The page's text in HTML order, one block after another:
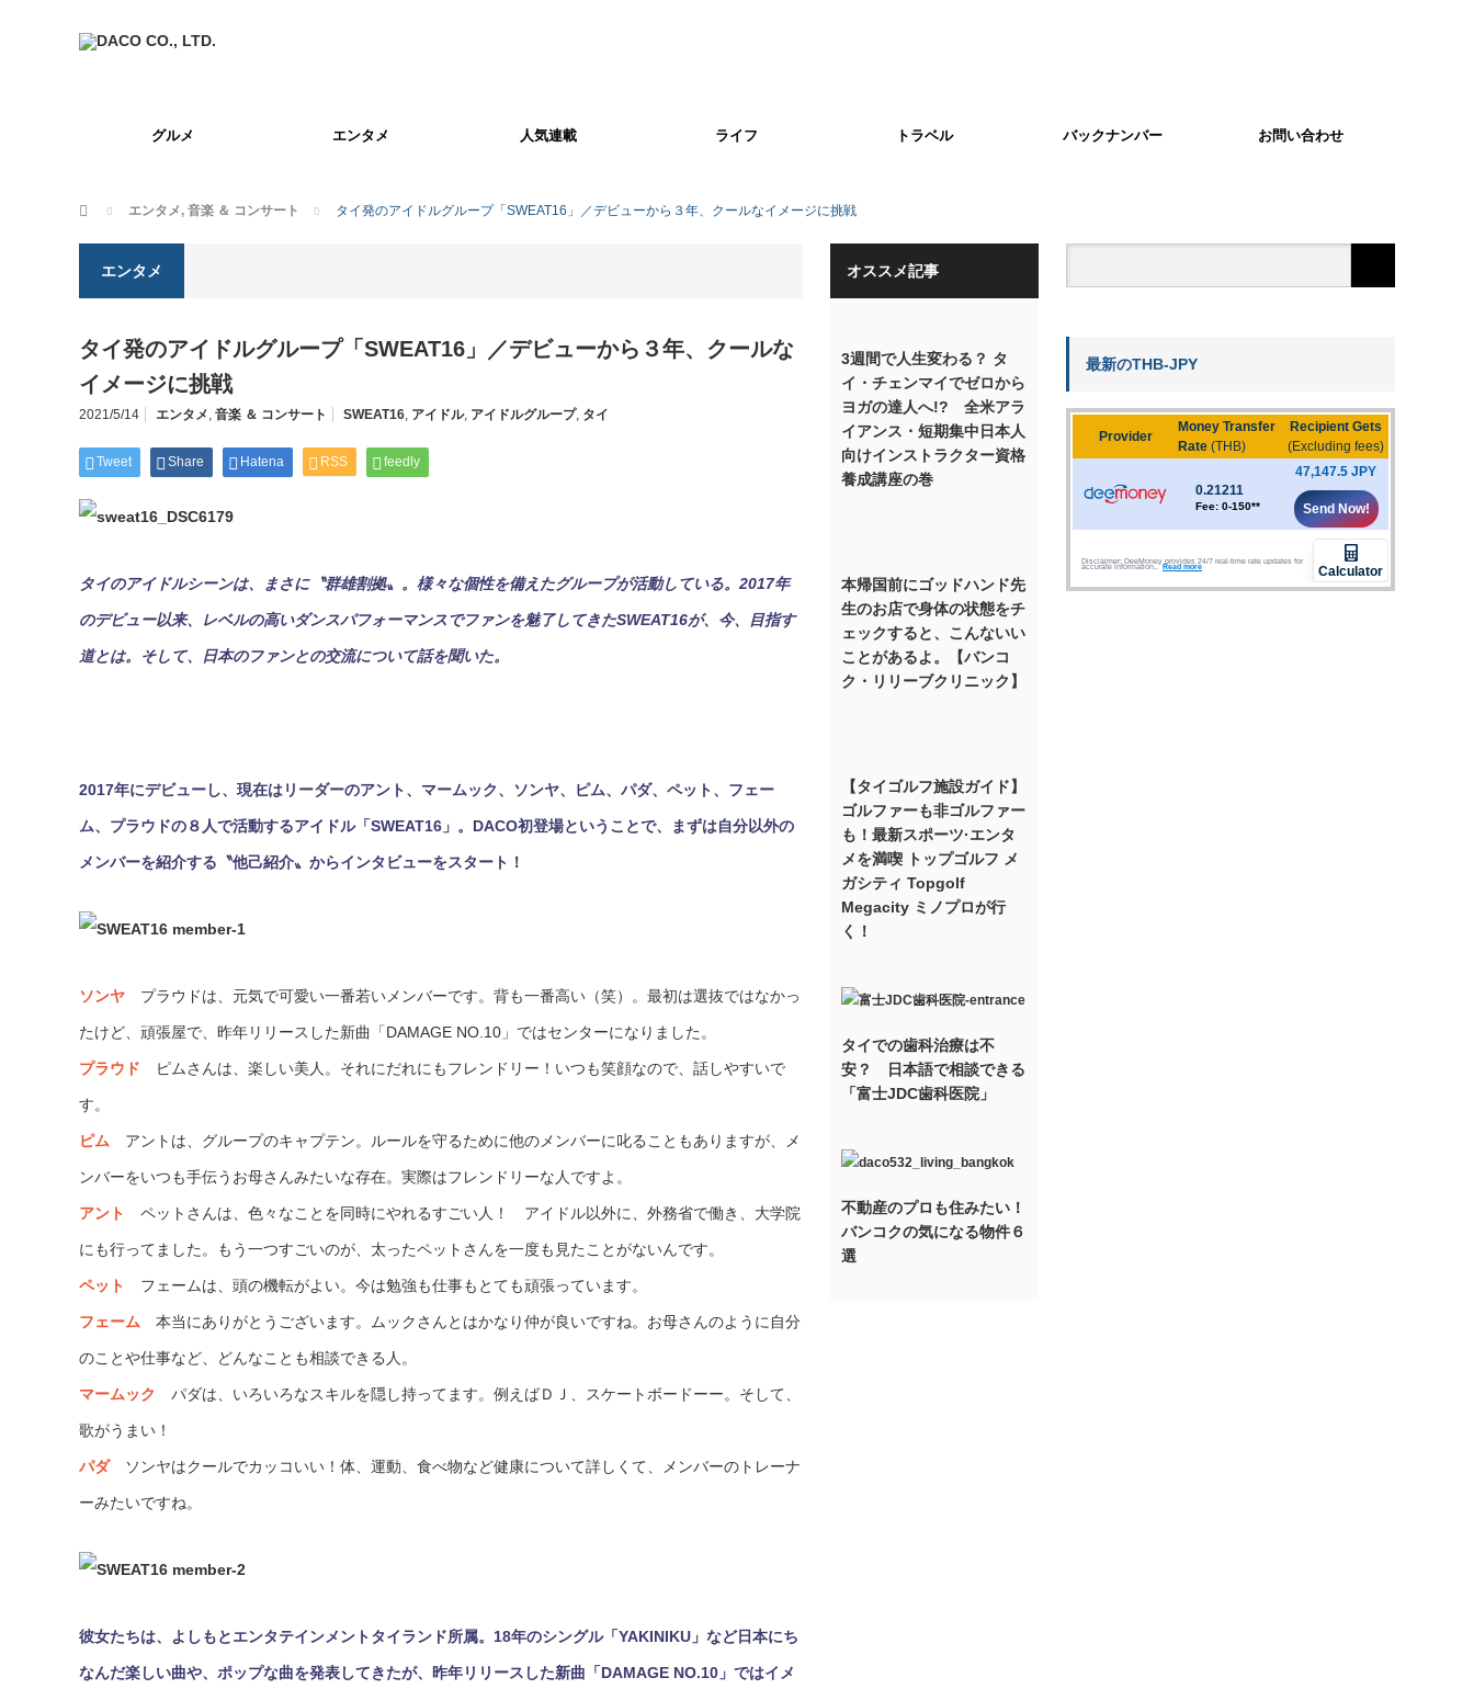
グルメ エンタメ 人気連載 ライフ トラベル バックナンバー お問い合わせ
ホーム エンタメ , 音楽 ＆ コンサート タイ発のアイドルグループ「SWEAT16」／デビューから３年、クールなイメージに挑戦
エンタメ
タイ発のアイドルグループ「SWEAT16」／デビューから３年、クールな
イメージに挑戦
2021/5/14 エンタメ, 音楽 ＆ コンサート SWEAT16, アイドル, アイドルグループ, タイ
Tweet Share Hatena RSS feedly
タイのアイドルシーンは、まさに〝群雄割拠〟。様々な個性を備えたグループが活動している。2017年
のデビュー以来、レベルの高いダンスパフォーマンスでファンを魅了してきたSWEAT16が、今、目指す
道とは。そして、日本のファンとの交流について話を聞いた。
2017年にデビューし、現在はリーダーのアント、マームック、ソンヤ、ピム、パダ、ペット、フェー
ム、プラウドの８人で活動するアイドル「SWEAT16」。DACO初登場ということで、まずは自分以外の
メンバーを紹介する〝他己紹介〟からインタビューをスタート！
ソンヤ プラウドは、元気で可愛い一番若いメンバーです。背も一番高い（笑）。最初は選抜ではなかっ
たけど、頑張屋で、昨年リリースした新曲「DAMAGE NO.10」ではセンターになりました。
プラウド ピムさんは、楽しい美人。それにだれにもフレンドリー！いつも笑顔なので、話しやすいで
す。
ピム アントは、グループのキャプテン。ルールを守るために他のメンバーに叱ることもありますが、メ
ンバーをいつも手伝うお母さんみたいな存在。実際はフレンドリーな人ですよ。
アント ペットさんは、色々なことを同時にやれるすごい人！ アイドル以外に、外務省で働き、大学院
にも行ってました。もう一つすごいのが、太ったペットさんを一度も見たことがないんです。
ペット フェームは、頭の機転がよい。今は勉強も仕事もとても頑張っています。
フェーム 本当にありがとうございます。ムックさんとはかなり仲が良いですね。お母さんのように自分
のことや仕事など、どんなことも相談できる人。
マームック パダは、いろいろなスキルを隠し持ってます。例えばＤＪ、スケートボードーー。そして、
歌がうまい！
パダソンヤはクールでカッコいい！体、運動、食べ物など健康について詳しくて、メンバーのトレーナ
ーみたいですね。
彼女たちは、よしもとエンタテインメントタイランド所属。18年のシングル「YAKINIKU」など日本にち
なんだ楽しい曲や、ポップな曲を発表してきたが、昨年リリースした新曲「DAMAGE NO.10」ではイメ
オススメ記事
3週間で人生変わる？ タ
イ・チェンマイでゼロから
ヨガの達人へ!? 全米アラ
イアンス・短期集中日本人
向けインストラクター資格
養成講座の巻
本帰国前にゴッドハンド先
生のお店で身体の状態をチ
ェックすると、こんないい
ことがあるよ。【バンコ
ク・リリーブクリニック】
【タイゴルフ施設ガイド】
ゴルファーも非ゴルファー
も！最新スポーツ·エンタ
メを満喫 トップゴルフ メ
ガシティ Topgolf
Megacity ミノプロが行
く！
タイでの歯科治療は不
安？ 日本語で相談できる
「富士JDC歯科医院」
不動産のプロも住みたい！
バンコクの気になる物件６
選
最新のTHB-JPY